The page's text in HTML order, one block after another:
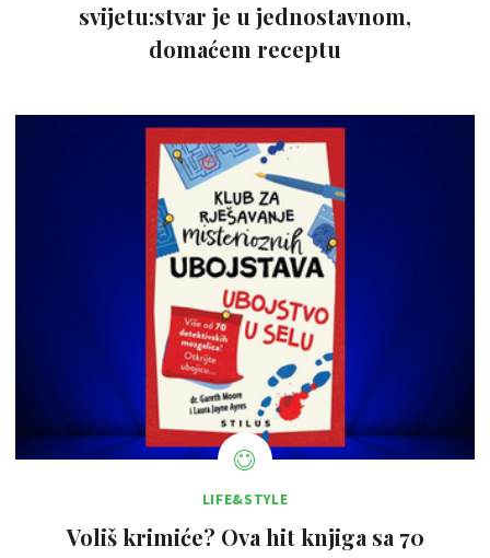
svijetu:stvar je u jednostavnom,
domaćem receptu
LIFE&STYLE
Voliš krimiće? Ova hit knjiga sa 70